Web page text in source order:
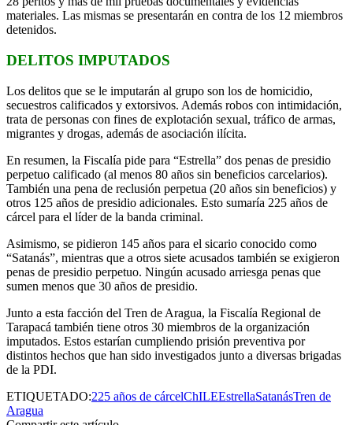
materiales. Las mismas se presentarán en contra de los 12 miembros
detenidos.
DELITOS IMPUTADOS
Los delitos que se le imputarán al grupo son los de homicidio,
secuestros calificados y extorsivos. Además robos con intimidación,
trata de personas con fines de explotación sexual, tráfico de armas,
migrantes y drogas, además de asociación ilícita.
En resumen, la Fiscalía pide para “Estrella” dos penas de presidio
perpetuo calificado (al menos 80 años sin beneficios carcelarios).
También una pena de reclusión perpetua (20 años sin beneficios) y
otros 125 años de presidio adicionales. Esto sumaría 225 años de
cárcel para el líder de la banda criminal.
Asimismo, se pidieron 145 años para el sicario conocido como
“Satanás”, mientras que a otros siete acusados también se exigieron
penas de presidio perpetuo. Ningún acusado arriesga penas que
sumen menos que 30 años de presidio.
Junto a esta facción del Tren de Aragua, la Fiscalía Regional de
Tarapacá también tiene otros 30 miembros de la organización
imputados. Estos estarían cumpliendo prisión preventiva por
distintos hechos que han sido investigados junto a diversas brigadas
de la PDI.
ETIQUETADO:225 años de cárcelChILEEstrellaSatanásTren de
Aragua